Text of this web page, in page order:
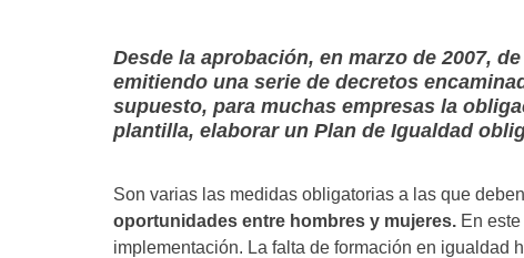
Desde la aprobación, en marzo de 2007,
emitiendo una serie de decretos
supuesto, para muchas empresas la
plantilla, elaborar un Plan de Igualdad
Son varias las medidas obligatorias a las que
oportunidades entre hombres y mujeres. En
implementación. La falta de formación en igualdad